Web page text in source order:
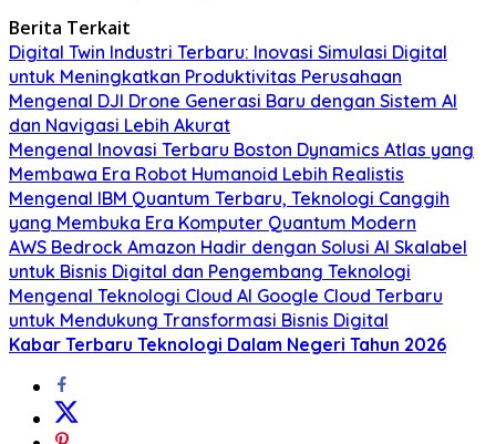
Berita Terkait
Digital Twin Industri Terbaru: Inovasi Simulasi Digital
untuk Meningkatkan Produktivitas Perusahaan
Mengenal DJI Drone Generasi Baru dengan Sistem AI
dan Navigasi Lebih Akurat
Mengenal Inovasi Terbaru Boston Dynamics Atlas yang
Membawa Era Robot Humanoid Lebih Realistis
Mengenal IBM Quantum Terbaru, Teknologi Canggih
yang Membuka Era Komputer Quantum Modern
AWS Bedrock Amazon Hadir dengan Solusi AI Skalabel
untuk Bisnis Digital dan Pengembang Teknologi
Mengenal Teknologi Cloud AI Google Cloud Terbaru
untuk Mendukung Transformasi Bisnis Digital
Kabar Terbaru Teknologi Dalam Negeri Tahun 2026